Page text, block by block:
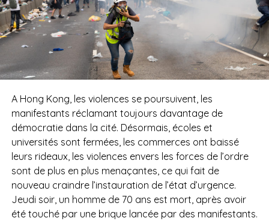
A Hong Kong, les violences se poursuivent, les
manifestants réclamant toujours davantage de
démocratie dans la cité. Désormais, écoles et
universités sont fermées, les commerces ont baissé
leurs rideaux, les violences envers les forces de l’ordre
sont de plus en plus menaçantes, ce qui fait de
nouveau craindre l’instauration de l’état d’urgence.
Jeudi soir, un homme de 70 ans est mort, après avoir
été touché par une brique lancée par des manifestants.